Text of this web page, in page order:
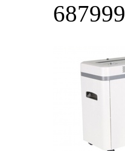
687999